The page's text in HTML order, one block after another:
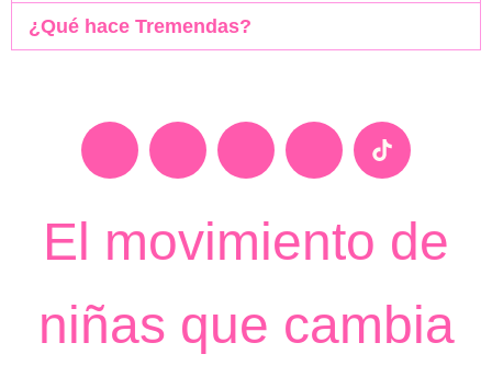
¿Qué hace Tremendas?
El movimiento de
niñas que cambia